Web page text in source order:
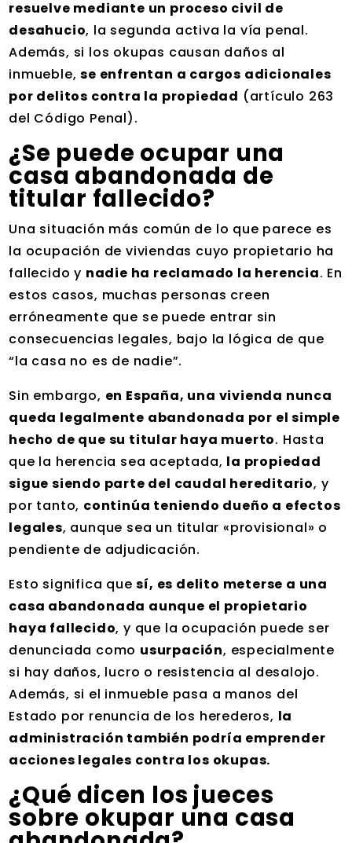
resuelve mediante un proceso civil de
desahucio, la segunda activa la vía penal.
Además, si los okupas causan daños al
inmueble,se enfrentan a cargos adicionales
por delitos contra la propiedad (artículo 263
del Código Penal).
¿Se puede ocupar una
casa abandonada de
titular fallecido?
Una situación más común de lo que parece es
la ocupación de viviendas cuyo propietario ha
fallecido y nadie ha reclamado la herencia. En
estos casos, muchas personas creen
erróneamente que se puede entrar sin
consecuencias legales, bajo la lógica de que
“la casa no es de nadie”.
Sin embargo, en España, una vivienda nunca
queda legalmente abandonada por el simple
hecho de que su titular haya muerto. Hasta
que la herencia sea aceptada, la propiedad
sigue siendo parte del caudal hereditario, y
por tanto, continúa teniendo dueño a efectos
legales, aunque sea un titular «provisional» o
pendiente de adjudicación.
Esto significa quesí, es delito meterse a una
casa abandonada aunque el propietario
haya fallecido, y que la ocupación puede ser
denunciada como usurpación, especialmente
si hay daños, lucro o resistencia al desalojo.
Además, si el inmueble pasa a manos del
Estado por renuncia de los herederos, la
administración también podría emprender
acciones legales contra los okupas.
¿Qué dicen los jueces
sobre okupar una casa